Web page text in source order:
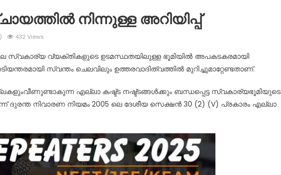
നിന്നുള്ള അറിയിപ്പ്
432 Views
സ്വകാര്യ വ്യക്തികളുടെ ഉടമസ്ഥതയിലുള്ള ഭൂമിയിൽ അപകടകരമായി
സ്വന്തം ചെലവിലും ഉത്തരവാദിത്വത്തിൽ മുറിച്ചുമാറ്റേണ്ടതാണ്.
എല്ലാ കഷ്ട്ട നഷ്ട്ടങ്ങൾക്കും ബന്ധപ്പെട്ട സ്വകാര്യഭൂമിയുടെ
ദുരന്ത നിവാരണ നിയമം 2005 ലെ ദേശീയ സെക്ഷൻ 30 (2) (V) പ്രകാരം എല്ലാ